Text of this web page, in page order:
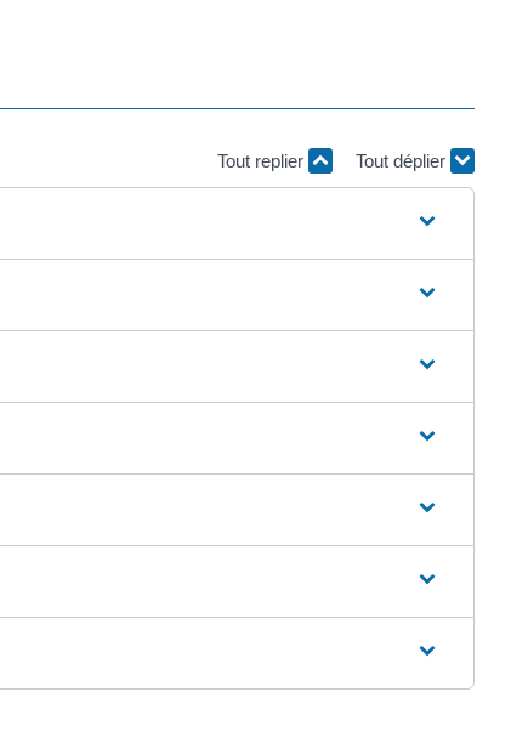
Tout replier Tout déplier